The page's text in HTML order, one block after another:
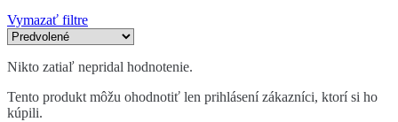
Vymazať filtre
Nikto zatiaľ nepridal hodnotenie.
Tento produkt môžu ohodnotiť len prihlásení zákazníci, ktorí si ho
kúpili.